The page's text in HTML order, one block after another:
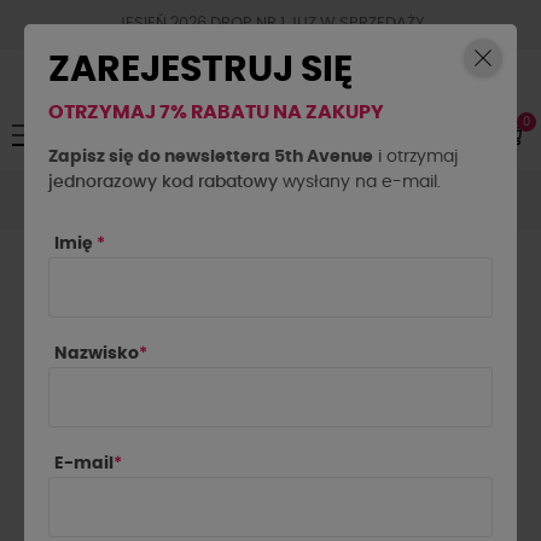
JESIEŃ 2026 DROP NR.1 JUZ W SPRZEDAŻY
Toggle
navigation
☰ 0
Spodnie Spodnie materiałowe
Spodnie drelichowe
ZAREJESTRUJ SIĘ
OTRZYMAJ 7% RABATU NA ZAKUPY
Zapisz się do newslettera 5th Avenue i otrzymaj
jednorazowy kod rabatowy wysłany na e-mail.
Imię *
Nazwisko*
E-mail *